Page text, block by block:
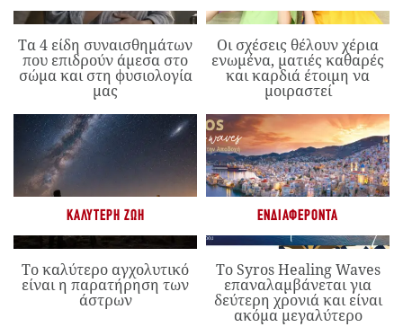
Τα 4 είδη συναισθημάτων
που επιδρούν άμεσα στο
σώμα και στη φυσιολογία
μας
Οι σχέσεις θέλουν χέρια
ενωμένα, ματιές καθαρές
και καρδιά έτοιμη να
μοιραστεί
ΚΑΛΎΤΕΡΗ ΖΩΉ
Το καλύτερο αγχολυτικό
είναι η παρατήρηση των
άστρων
ΕΝΔΙΑΦΈΡΟΝΤΑ
Το Syros Healing Waves
επαναλαμβάνεται για
δεύτερη χρονιά και είναι
ακόμα μεγαλύτερο